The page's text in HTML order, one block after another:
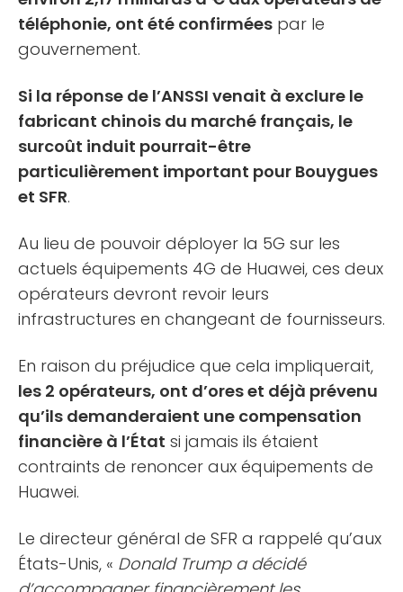
téléphonie, ont été confirmées par le
gouvernement.
Si la réponse de l’ANSSI venait à exclure le
fabricant chinois du marché français, le
surcoût induit pourrait-être
particulièrement important pour Bouygues
et SFR.
Au lieu de pouvoir déployer la 5G sur les
actuels équipements 4G de Huawei, ces deux
opérateurs devront revoir leurs
infrastructures en changeant de fournisseurs.
En raison du préjudice que cela impliquerait,
les 2 opérateurs, ont d’ores et déjà prévenu
qu’ils demanderaient une compensation
financière à l’État si jamais ils étaient
contraints de renoncer aux équipements de
Huawei.
Le directeur général de SFR a rappelé qu’aux
États-Unis, « Donald Trump a décidé